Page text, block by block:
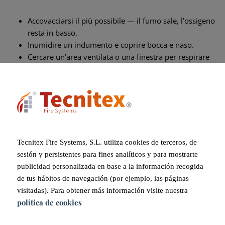
Accovacciarsi il più possibile — il fumo sale, l’ossigeno
resta in basso.
Inumidire un indumento e coprire bocca e naso.
Cercare un’area ventilata o una finestra per respirare
È inoltre fondamentale avere un piano antincendio che
includa rilevatori, sistemi di estrazione del fumo (es.
Come possono aiutare le tende
tagliafumo?
Tecnitex Fire Systems, S.L. utiliza cookies de terceros, de
sesión y persistentes para fines analíticos y para mostrarte
publicidad personalizada en base a la información recogida
de tus hábitos de navegación (por ejemplo, las páginas
visitadas). Para obtener más información visite nuestra
política de cookies